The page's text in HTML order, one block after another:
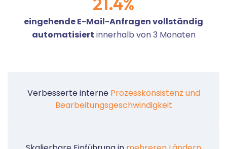
eingehende E-Mail-Anfragen vollständig
automatisiert innerhalb von 3 Monaten
Verbesserte interne Prozesskonsistenz und
Bearbeitungsgeschwindigkeit